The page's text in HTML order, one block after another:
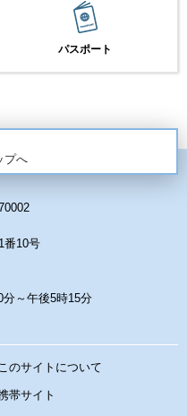
パスポート
プへ
番10号
～午後5時15分
のサイトについて
帯サイト